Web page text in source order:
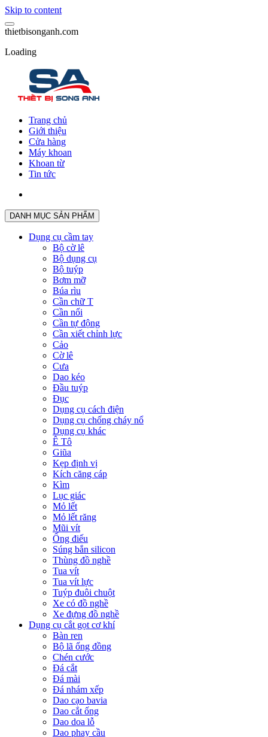
Skip to content
thietbisonganh.com
Loading
Trang chủ
Giới thiệu
Cửa hàng
Máy khoan
Khoan từ
Tin tức
DANH MỤC SẢN PHẨM
Dụng cụ cầm tay
Bộ cờ lê
Bộ dụng cụ
Bộ tuýp
Bơm mỡ
Búa rìu
Cần chữ T
Cần nối
Cần tự động
Cần xiết chỉnh lực
Cảo
Cờ lê
Cưa
Dao kéo
Đầu tuýp
Đục
Dụng cụ cách điện
Dụng cụ chống cháy nổ
Dụng cụ khác
Ê Tô
Giũa
Kẹp định vị
Kích căng cáp
Kìm
Lục giác
Mỏ lết
Mỏ lết răng
Mũi vít
Ống điếu
Súng bắn silicon
Thùng đồ nghề
Tua vít
Tua vít lực
Tuýp đuôi chuột
Xe có đồ nghề
Xe đựng đồ nghề
Dụng cụ cắt gọt cơ khí
Bàn ren
Bộ lã ống đồng
Chén cước
Đá cắt
Đá mài
Đá nhám xếp
Dao cạo bavia
Dao cắt ống
Dao doa lỗ
Dao phay cầu